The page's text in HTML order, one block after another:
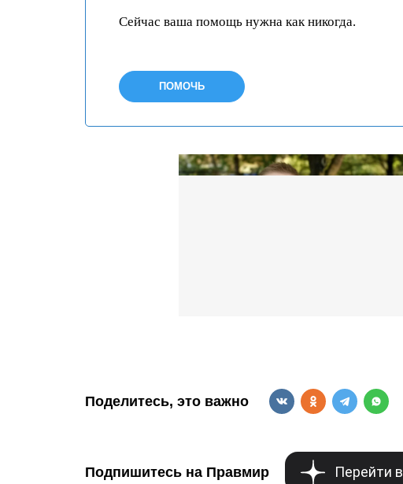
Сейчас ваша помощь нужна как никогда.
ПОМОЧЬ
Поделитесь, это важно
Подпишитесь на Правмир Перейти в